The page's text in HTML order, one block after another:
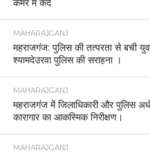
कमरे में कैद
MAHARAJGANJ
महराजगंज: पुलिस की तत्परता से बची
श्यामदेउरवा पुलिस की सराहना ।
MAHARAJGANJ
महराजगंज में जिलाधिकारी और पुलिस
कारागार का आकस्मिक निरीक्षण।
MAHARAJGANJ